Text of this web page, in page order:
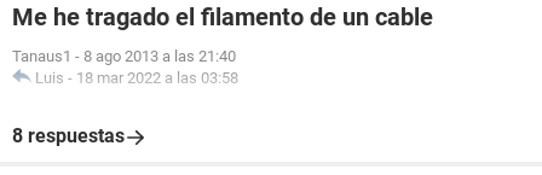
Me he tragado el filamento de un cable
Tanaus1 - 8 ago 2013 a las 21:40
Luis - 18 mar 2022 a las 03:58
8 respuestas